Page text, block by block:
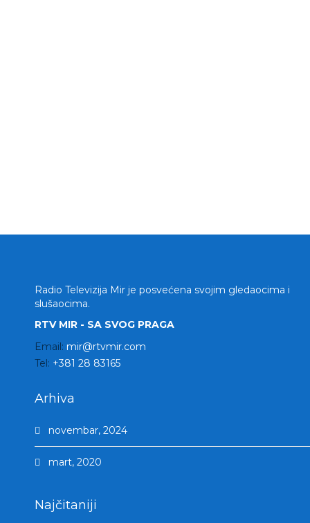
Radio Televizija Mir je posvećena svojim gledaocima i
slušaocima.
RTV MIR - SA SVOG PRAGA
Email: mir@rtvmir.com
Tel: +381 28 83165
Arhiva
novembar, 2024
mart, 2020
Najčitaniji